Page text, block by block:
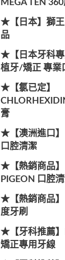
MEGA TEN
★【日本】獅王
品
★【日本牙科
植牙/矯正 專業
★【氯已定】
膏
★【澳洲進口】
口腔清潔
★【熱銷商品】
PIGEON 口腔
★【熱銷商品】
度牙刷
★【牙科推薦】
矯正專用牙線